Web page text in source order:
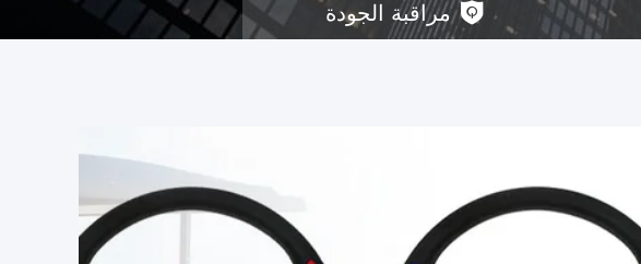
مراقبة الجودة